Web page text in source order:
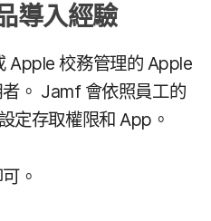
導入​經驗
Apple校務​管理​的 Apple
。 Jamf 會​依​照​員工​的
定​存取​權限​和 App 。
。